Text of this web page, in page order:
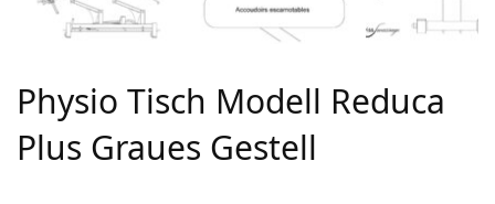
Physio Tisch Modell Reduca
Plus Graues Gestell